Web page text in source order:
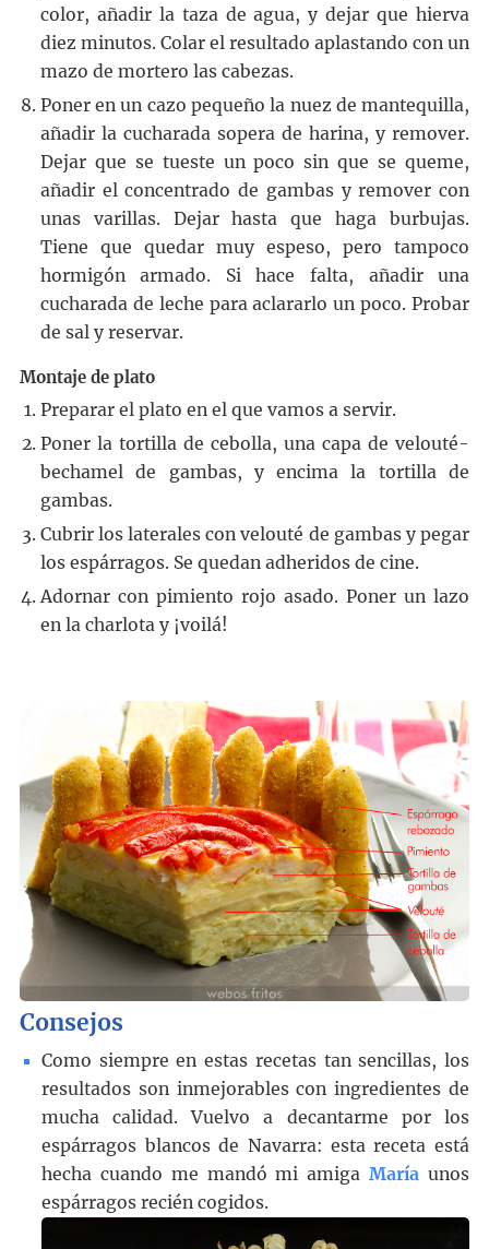
color, añadir la taza de agua, y dejar que hierva
diez minutos. Colar el resultado aplastando con un
mazo de mortero las cabezas.
Poner en un cazo pequeño la nuez de mantequilla,
añadir la cucharada sopera de harina, y remover.
Dejar que se tueste un poco sin que se queme,
añadir el concentrado de gambas y remover con
unas varillas. Dejar hasta que haga burbujas.
Tiene que quedar muy espeso, pero tampoco
hormigón armado. Si hace falta, añadir una
cucharada de leche para aclararlo un poco. Probar
de sal y reservar.
Montaje de plato
Preparar el plato en el que vamos a servir.
Poner la tortilla de cebolla, una capa de velouté-
bechamel de gambas, y encima la tortilla de
gambas.
Cubrir los laterales con velouté de gambas y pegar
los espárragos. Se quedan adheridos de cine.
Adornar con pimiento rojo asado. Poner un lazo
en la charlota y ¡voilá!
Consejos
Como siempre en estas recetas tan sencillas, los
resultados son inmejorables con ingredientes de
mucha calidad. Vuelvo a decantarme por los
espárragos blancos de Navarra: esta receta está
hecha cuando me mandó mi amigaMaría unos
espárragos recién cogidos.